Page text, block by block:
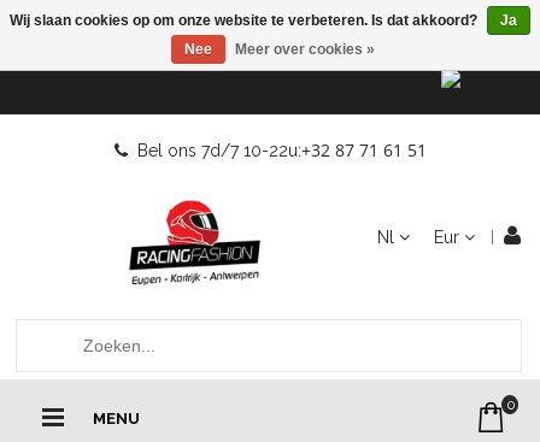
Bel ons 7d/7 10-22u:+32 87 71 61 51
Nl Eur
MENU
0
Wij slaan cookies op om onze website te verbeteren. Is dat akkoord?
Ja
Nee
Meer over cookies »